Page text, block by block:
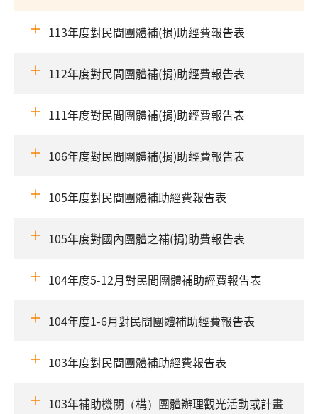
113年度對民間團體補(捐)助經費報告表
112年度對民間團體補(捐)助經費報告表
111年度對民間團體補(捐)助經費報告表
106年度對民間團體補(捐)助經費報告表
105年度對民間團體補助經費報告表
105年度對國內團體之補(捐)助費報告表
104年度5-12月對民間團體補助經費報告表
104年度1-6月對民間團體補助經費報告表
103年度對民間團體補助經費報告表
103年補助機關（構）團體辦理觀光活動或計畫